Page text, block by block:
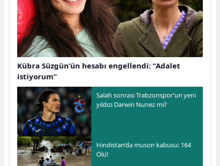
Kübra Süzgün’ün hesabı engellendi: “Adalet
istiyorum”
Salah sonrası Trabzonspor’un yeni
yıldızı Darwin Nunez mi?
Hindistan’da muson kabusu: 164
Ölü!